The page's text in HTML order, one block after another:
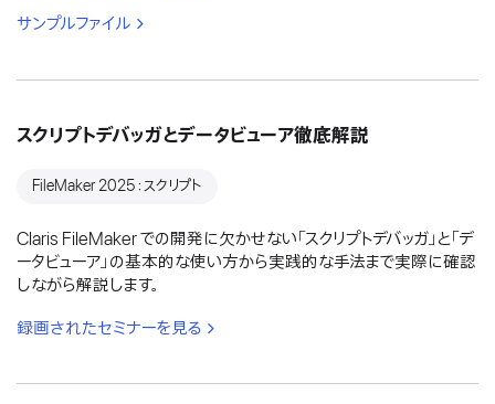
サンプルファイル
スクリプトデバッガとデータビューア徹底解説
FileMaker 2025：スクリプト
Claris FileMaker での開発に欠かせない「スクリプトデバッガ」と「デ
ータビューア」の基本的な使い方から実践的な手法まで実際に確認
しながら解説します。
録画されたセミナーを見る